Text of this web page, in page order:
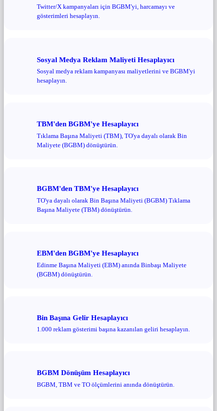
Twitter/X kampanyaları için BGBM'yi, harcamayı ve
gösterimleri hesaplayın.
Sosyal Medya Reklam Maliyeti Hesaplayıcı
Sosyal medya reklam kampanyası maliyetlerini ve BGBM'yi
hesaplayın.
TBM'den BGBM'ye Hesaplayıcı
Tıklama Başına Maliyeti (TBM), TO'ya dayalı olarak Bin
Maliyete (BGBM) dönüştürün.
BGBM'den TBM'ye Hesaplayıcı
TO'ya dayalı olarak Bin Başına Maliyeti (BGBM) Tıklama
Başına Maliyete (TBM) dönüştürün.
EBM'den BGBM'ye Hesaplayıcı
Edinme Başına Maliyeti (EBM) anında Binbaşı Maliyete
(BGBM) dönüştürün.
Bin Başına Gelir Hesaplayıcı
1.000 reklam gösterimi başına kazanılan geliri hesaplayın.
BGBM Dönüşüm Hesaplayıcı
BGBM, TBM ve TO ölçümlerini anında dönüştürün.